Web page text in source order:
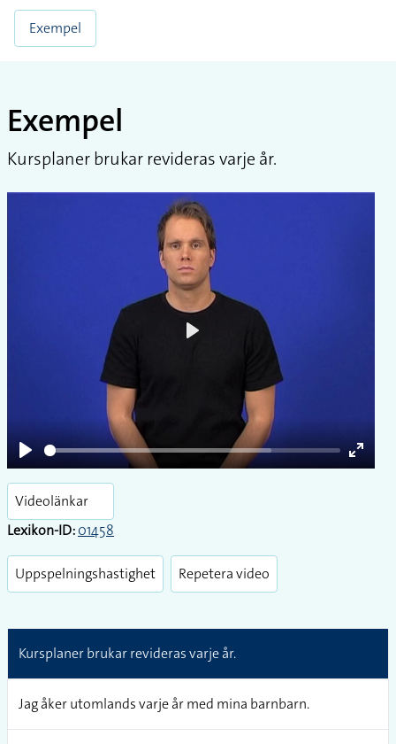
Exempel
Exempel
Kursplaner brukar revideras varje år.
Play
Enter
Videolänkar
Lexikon-ID:01458
Uppspelningshastighet Repetera video
Kursplaner brukar revideras varje år.
Jag åker utomlands varje år med mina barnbarn.